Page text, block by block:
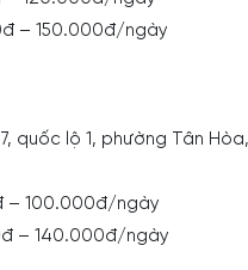
– 150.000đ/ngày
quốc lộ 1, phường Tân
– 100.000đ/ngày
– 140.000đ/ngày